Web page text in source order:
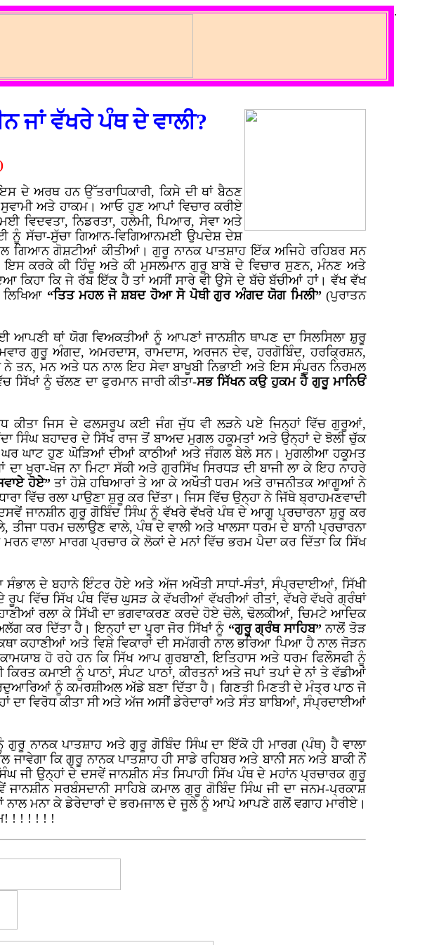
ਜਾਂ ਵੱਖਰੇ ਪੰਥ ਦੇ ਵਾਲੀ?
ਦੇ ਅਰਥ ਹਨ ਉੱਤਰਾਧਿਕਾਰੀ, ਕਿਸੇ ਦੀ ਥਾਂ ਬੈਠਣ
ਅਤੇ ਹਾਕਮ। ਆਓ ਹੁਣ ਆਪਾਂ ਵਿਚਾਰ ਕਰੀਏ
ਵਿਦਵਤਾ, ਨਿਡਰਤਾ, ਹਲੇਮੀ, ਪਿਆਰ, ਸੇਵਾ ਅਤੇ
ਨੂੰ ਸੱਚਾ-ਸੁੱਚਾ ਗਿਆਨ-ਵਿਗਿਆਨਮਈ ਉਪਦੇਸ਼ ਦੇਸ਼
ਗਿਆਨ ਗੋਸ਼ਟੀਆਂ ਕੀਤੀਆਂ। ਗੁਰੂ ਨਾਨਕ ਪਾਤਸ਼ਾਹ ਇੱਕ ਅਜਿਹੇ ਰਹਿਬਰ ਸਨ
ਕਰਕੇ ਕੀ ਹਿੰਦੂ ਅਤੇ ਕੀ ਮੁਸਲਮਾਨ ਗੁਰੂ ਬਾਬੇ ਦੇ ਵਿਚਾਰ ਸੁਣਨ, ਮੰਨਣ ਅਤੇ
ਕਿਹਾ ਕਿ ਜੇ ਰੱਬ ਇੱਕ ਹੈ ਤਾਂ ਅਸੀਂ ਸਾਰੇ ਵੀ ਉਸੇ ਦੇ ਬੱਚੇ ਬੱਚੀਆਂ ਹਾਂ। ਵੱਖ ਵੱਖ
ਲਿਖਿਆ “ਤਿਤ ਮਹਲ ਜੋ ਸ਼ਬਦ ਹੋਆ ਸੋ ਪੋਥੀ ਗੁਰ ਅੰਗਦ ਯੋਗ ਮਿਲੀ” (ਪੁਰਾਤਨ
ਆਪਣੀ ਥਾਂ ਯੋਗ ਵਿਅਕਤੀਆਂ ਨੂੰ ਆਪਣਾਂ ਜਾਨਸ਼ੀਨ ਥਾਪਣ ਦਾ ਸਿਲਸਿਲਾ ਸ਼ੁਰੂ
ਗੁਰੂ ਅੰਗਦ, ਅਮਰਦਾਸ, ਰਾਮਦਾਸ, ਅਰਜਨ ਦੇਵ, ਹਰਗੋਬਿੰਦ, ਹਰਕ੍ਰਿਸ਼ਨ,
ਨੇ ਤਨ, ਮਨ ਅਤੇ ਧਨ ਨਾਲ ਇਹ ਸੇਵਾ ਬਾਖੂਬੀ ਨਿਭਾਈ ਅਤੇ ਇਸ ਸੰਪੂਰਨ ਨਿਰਮਲ
ਸਿੱਖਾਂ ਨੂੰ ਚੱਲਣ ਦਾ ਫੁਰਮਾਨ ਜਾਰੀ ਕੀਤਾ-ਸਭ ਸਿੱਖਨ ਕਉ ਹੁਕਮ ਹੈ ਗੁਰੂ ਮਾਨਿਓਂ
ਕੀਤਾ ਜਿਸ ਦੇ ਫਲਸਰੂਪ ਕਈ ਜੰਗ ਜੁੱਧ ਵੀ ਲੜਨੇ ਪਏ ਜਿਨ੍ਹਾਂ ਵਿੱਚ ਗੁਰੂਆਂ,
ਸਿੰਘ ਬਹਾਦਰ ਦੇ ਸਿੱਖ ਰਾਜ ਤੋਂ ਬਾਅਦ ਮੁਗਲ ਹਕੂਮਤਾਂ ਅਤੇ ਉਨ੍ਹਾਂ ਦੇ ਝੋਲੀ ਚੁੱਕ
ਘਰ ਘਾਟ ਹੁਣ ਘੋੜਿਆਂ ਦੀਆਂ ਕਾਠੀਆਂ ਅਤੇ ਜੰਗਲ ਬੇਲੇ ਸਨ। ਮੁਗਲੀਆ ਹਕੂਮਤ
ਖੁਰਾ-ਖੋਜ ਨਾ ਮਿਟਾ ਸੱਕੀ ਅਤੇ ਗੁਰਸਿੱਖ ਸਿਰਧੜ ਦੀ ਬਾਜੀ ਲਾ ਕੇ ਇਹ ਨਾਹਰੇ
ਹੋਏ”ਤਾਂ ਹੋਸ਼ੇ ਹਥਿਆਰਾਂ ਤੇ ਆ ਕੇ ਅਖੌਤੀ ਧਰਮ ਅਤੇ ਰਾਜਨੀਤਕ ਆਗੂਆਂ ਨੇ
ਵਿੱਚ ਰਲਾ ਪਾਉਣਾ ਸ਼ੁਰੂ ਕਰ ਦਿੱਤਾ। ਜਿਸ ਵਿੱਚ ਉਨ੍ਹਾ ਨੇ ਜਿੱਥੇ ਬ੍ਰਾਹਮਣਵਾਦੀ
ਜਾਨਸ਼ੀਨ ਗੁਰੂ ਗੋਬਿੰਦ ਸਿੰਘ ਨੂੰ ਵੱਖਰੇ ਵੱਖਰੇ ਪੰਥ ਦੇ ਆਗੂ ਪ੍ਰਚਾਰਨਾ ਸ਼ੁਰੂ ਕਰ
ਧਰਮ ਚਲਾਉਣ ਵਾਲੇ, ਪੰਥ ਦੇ ਵਾਲੀ ਅਤੇ ਖਾਲਸਾ ਧਰਮ ਦੇ ਬਾਨੀ ਪ੍ਰਚਾਰਨਾ
ਵਾਲਾ ਮਾਰਗ ਪ੍ਰਚਾਰ ਕੇ ਲੋਕਾਂ ਦੇ ਮਨਾਂ ਵਿੱਚ ਭਰਮ ਪੈਦਾ ਕਰ ਦਿੱਤਾ ਕਿ ਸਿੱਖ
ਦੇ ਬਹਾਨੇ ਇੰਟਰ ਹੋਏ ਅਤੇ ਅੱਜ ਅਖੌਤੀ ਸਾਧਾਂ-ਸੰਤਾਂ, ਸੰਪ੍ਰਦਾਈਆਂ, ਸਿੱਖੀ
ਵਿੱਚ ਸਿੱਖ ਪੰਥ ਵਿੱਚ ਘੁਸੜ ਕੇ ਵੱਖਰੀਆਂ ਵੱਖਰੀਆਂ ਰੀਤਾਂ, ਵੱਖਰੇ ਵੱਖਰੇ ਗ੍ਰੰਥਾਂ
ਰਲਾ ਕੇ ਸਿੱਖੀ ਦਾ ਭਗਵਾਕਰਣ ਕਰਦੇ ਹੋਏ ਚੋਲੇ, ਢੋਲਕੀਆਂ, ਚਿਮਟੇ ਆਦਿਕ
ਕਰ ਦਿੱਤਾ ਹੈ। ਇਨ੍ਹਾਂ ਦਾ ਪੂਰਾ ਜੋਰ ਸਿੱਖਾਂ ਨੂੰ “ਗੁਰੂ ਗ੍ਰੰਥ ਸਾਹਿਬ”ਨਾਲੋਂ ਤੋੜ
ਕਹਾਣੀਆਂ ਅਤੇ ਵਿਸ਼ੇ ਵਿਕਾਰਾਂ ਦੀ ਸਮੱਗਰੀ ਨਾਲ ਭਰਿਆ ਪਿਆ ਹੈ ਨਾਲ ਜੋੜਨ
ਹੋ ਰਹੇ ਹਨ ਕਿ ਸਿੱਖ ਆਪ ਗੁਰਬਾਣੀ, ਇਤਿਹਾਸ ਅਤੇ ਧਰਮ ਫਿਲੌਸਫੀ ਨੂੰ
ਕਮਾਈ ਨੂੰ ਪਾਠਾਂ, ਸੰਪਟ ਪਾਠਾਂ, ਕੀਰਤਨਾਂ ਅਤੇ ਜਪਾਂ ਤਪਾਂ ਦੇ ਨਾਂ ਤੇ ਵੱਡੀਆਂ
ਨੂੰ ਕਮਰਸ਼ੀਅਲ ਅੱਡੇ ਬਣਾ ਦਿੱਤਾ ਹੈ। ਗਿਣਤੀ ਮਿਣਤੀ ਦੇ ਮੰਤ੍ਰ ਪਾਠ ਜੋ
ਦਾ ਵਿਰੋਧ ਕੀਤਾ ਸੀ ਅਤੇ ਅੱਜ ਅਸੀਂ ਡੇਰੇਦਾਰਾਂ ਅਤੇ ਸੰਤ ਬਾਬਿਆਂ, ਸੰਪ੍ਰਦਾਈਆਂ
ਨਾਨਕ ਪਾਤਸ਼ਾਹ ਅਤੇ ਗੁਰੂ ਗੋਬਿੰਦ ਸਿੰਘ ਦਾ ਇੱਕੋ ਹੀ ਮਾਰਗ (ਪੰਥ) ਹੈ ਵਾਲਾ
ਜਾਵੇਗਾ ਕਿ ਗੁਰੂ ਨਾਨਕ ਪਾਤਸ਼ਾਹ ਹੀ ਸਾਡੇ ਰਹਿਬਰ ਅਤੇ ਬਾਨੀ ਸਨ ਅਤੇ ਬਾਕੀ ਨੌਂ
ਜੀ ਉਨ੍ਹਾਂ ਦੇ ਦਸਵੇਂ ਜਾਨਸ਼ੀਨ ਸੰਤ ਸਿਪਾਹੀ ਸਿੱਖ ਪੰਥ ਦੇ ਮਹਾਂਨ ਪ੍ਰਚਾਰਕ ਗੁਰੂ
ਸਰਬੰਸਦਾਨੀ ਸਾਹਿਬੇ ਕਮਾਲ ਗੁਰੂ ਗੋਬਿੰਦ ਸਿੰਘ ਜੀ ਦਾ ਜਨਮ-ਪ੍ਰਕਾਸ਼
ਨਾਲ ਮਨਾ ਕੇ ਡੇਰੇਦਾਰਾਂ ਦੇ ਭਰਮਜਾਲ ਦੇ ਜੂਲੇ ਨੂੰ ਆਪੋ ਆਪਣੇ ਗਲੋਂ ਵਗਾਹ ਮਾਰੀਏ।
! ! ! ! ! !
.